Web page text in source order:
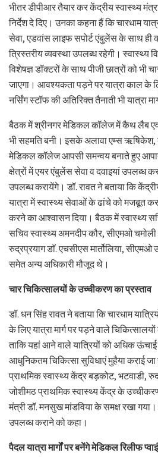
भीतर डीपीआर तैयार कर केंद्रीय स्वास्थ्य
निर्देश दे दिए। उनका कहना हैं कि चारधाम
सेवा, एडवांस लाइफ सपोर्ट एंबुलेंस के साथ ही
त्रिस्तरीय व्यवस्था उपलब्ध रहेगी। स्वास्थ्य
विशेषज्ञ डॉक्टरों के साथ पीजी छात्रों को भी
जाएगा। आवश्यकता पड़ने पर यात्रा काल के
नर्सिंग स्टॉफ की अतिरिक्त तैनाती भी यात्रा
बैठक में श्रीनगर मेडिकल कॉलेज में कैथ लैब एवं
भी सहमति बनी। इसके अलावा एम्स
मेडिकल कॉलेज आपसी समन्वय बनाते हुए
क्षेत्रों में एयर एंबुलेंस सेवा व दवाइयां उपलब्ध
उपलब्ध करायेंगे। डॉ. रावत ने बताया कि
यात्रा में स्वास्थ्य सेवाओं के ढांचे को मजबूत
करने का आश्वासन दिया। बैठक में स्वास्थ्य
सचिव स्वास्थ्य अमनदीप कौर, सीएमओ चमोली
रुद्रप्रयाग डाॅ. एचसीएस मार्तोलिया, सीएमओ
समेत अन्य अधिकारी मौजूद थे।
चार चिकित्सालयों के उच्चीकरण का प्रस्ताव
डॉ. धन सिंह रावत ने बताया कि चारधाम
के लिए यात्रा मार्ग पर पड़ने वाले
ताकि यहां आने वाले यात्रियों को अधिक ऊंचाई
आधुनिकतम चिकित्सा सुविधाएं मुहैया कराई
प्राथमिक स्वास्थ्य केंद्र बड़कोट, भटवाडी,
जोशीमठ प्राथमिक स्वास्थ्य केंद्र के
मंत्री डॉ. मनसुख मांडविया के समक्ष रखा
उपलब्ध कराने को कहा।
पैदल यात्रा मार्गों पर बनेंगे मेडिकल रिलीफ